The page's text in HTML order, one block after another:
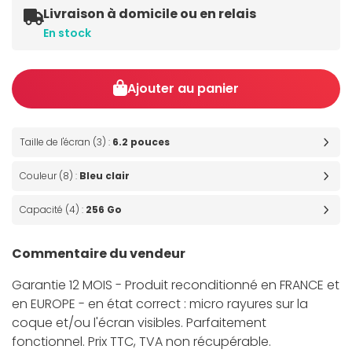
Livraison à domicile ou en relais
En stock
Ajouter au panier
Taille de l'écran (3) : 6.2 pouces
Couleur (8) : Bleu clair
Capacité (4) : 256 Go
Commentaire du vendeur
Garantie 12 MOIS - Produit reconditionné en FRANCE et
en EUROPE - en état correct : micro rayures sur la
coque et/ou l'écran visibles. Parfaitement
fonctionnel. Prix TTC, TVA non récupérable.